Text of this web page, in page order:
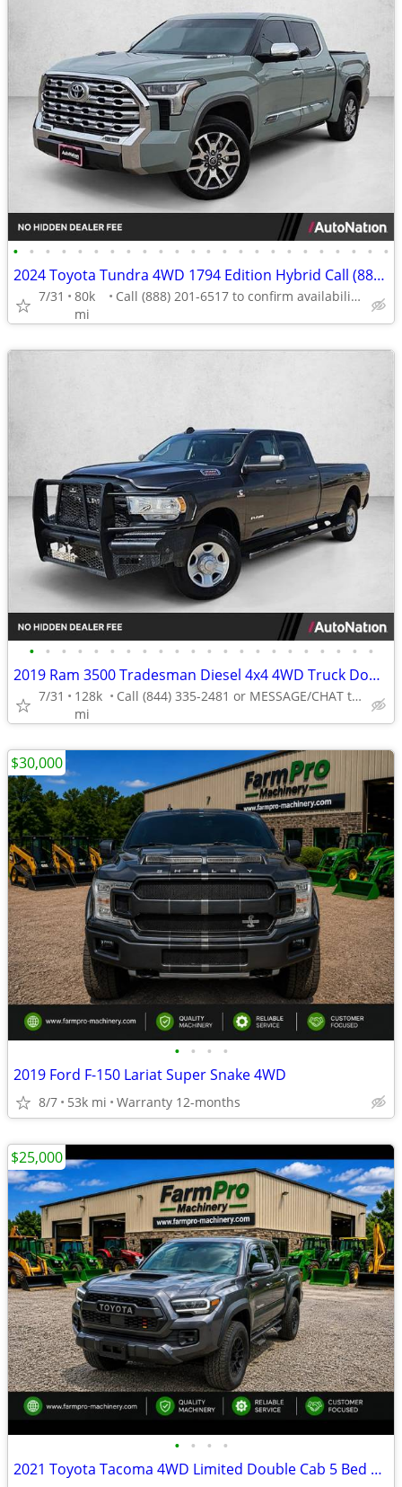
• • • • • • • • • • • • • • • • • • • • • • • •
2024 Toyota Tundra 4WD 1794 Edition Hybrid Call (888) 201-6517
7/31
80k
mi
Call (888) 201-6517 to confirm availability - May 14th
• • • • • • • • • • • • • • • • • • • • • •
2019 Ram 3500 Tradesman Diesel 4x4 4WD Truck Dodge Crew cab AUTONATION
7/31
128k
mi
Call (844) 335-2481 or MESSAGE/CHAT to confirm availability
• • • •
2019 Ford F-150 Lariat Super Snake 4WD
8/7 53k mi Warranty 12-months
$30,000
• • • •
2021 Toyota Tacoma 4WD Limited Double Cab 5 Bed V6 AT (Natl)
$25,000